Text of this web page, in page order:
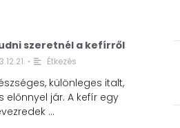
szeretnél a kefírről
• Étkezés
különleges italt,
előnnyel jár. A kefír egy
…